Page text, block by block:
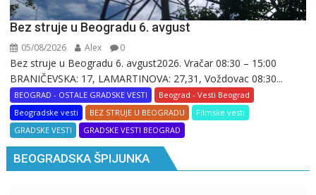
Bez struje u Beogradu 6. avgust
05/08/2026 Alex 0
Bez struje u Beogradu 6. avgust2026. Vračar 08:30 – 15:00
BRANIČEVSKA: 17, LAMARTINOVA: 27,31, Voždovac 08:30...
BEOGRAD - OSTALE GRADSKE VESTI
Beograd - Vesti Beograd
Beogradske vesti
BEZ STRUJE U BEOGRADU
Filmske vesti
GRADSKE VESTI
GRADSKE VESTI BEOGRAD
BEOGRADSKA ŠPIJUNKA